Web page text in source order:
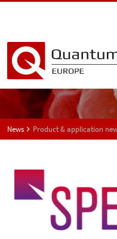
News Product & application